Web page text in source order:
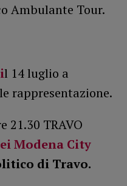
Ambulante Tour.
l 14 luglio a
rappresentazione.
21.30 TRAVO
Modena City
di Travo.